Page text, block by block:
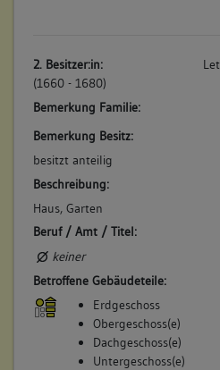
2. Besitzer:in:
(1660 - 1680)
Bemerkung Familie:
Bemerkung Besitz:
besitzt anteilig
Beschreibung:
Haus, Garten
Beruf / Amt / Titel:
keiner
Betroffene Gebäudeteile:
Erdgeschoss
Obergeschoss(e)
Dachgeschoss(e)
Untergeschoss(e)